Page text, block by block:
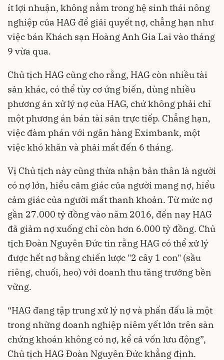
ít lợi nhuận, không nằm trong hệ sinh thái nông
nghiệp của HAG để giải quyết nợ, chẳng hạn như
việc bán Khách sạn Hoàng Anh Gia Lai vào tháng
9 vừa qua.
Chủ tịch HAG cũng cho rằng, HAG còn nhiều tài
sản khác, có thể tùy cơ ứng biến, dùng nhiều
phương án xử lý nợ của HAG, chứ không phải chỉ
một phương án bán tài sản trực tiếp. Chẳng hạn,
việc đàm phán với ngân hàng Eximbank, một
việc khó khăn và phải mất đến 6 tháng.
Vị Chủ tịch này cũng thừa nhận bản thân là người
có nợ lớn, hiểu cảm giác của người mang nợ, hiểu
cảm giác của người mất thanh khoản. Từ mức nợ
gần 27.000 tỷ đồng vào năm 2016, đến nay HAG
đã giảm nợ xuống chỉ còn hơn 6.000 tỷ đồng. Chủ
tịch Đoàn Nguyên Đức tin rằng HAG có thể xử lý
được hết nợ bằng chiến lược "2 cây 1 con" (sầu
riêng, chuối, heo) với doanh thu tăng trưởng bền
vững.
“HAG đang tập trung xử lý nợ và phấn đấu là một
trong những doanh nghiệp niêm yết lớn trên sàn
chứng khoán không có nợ, kể cả vốn lưu động”,
Chủ tịch HAGĐoàn Nguyên Đứckhẳng định.